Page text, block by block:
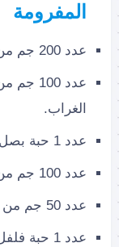
المفرومة
عدد 200 جم من اللحم المفروم.
عدد
الغراب.
عدد 1 حبة بصل مُقطعة شرائح رفيعة.
عدد 100 جم من مبشور الجبنة البارميزان.
عدد 50 جم من حلقات الزيتون الأخضر.
عدد 1 حبة فلفل أخضر حار مقطع شرائح رفيعة.